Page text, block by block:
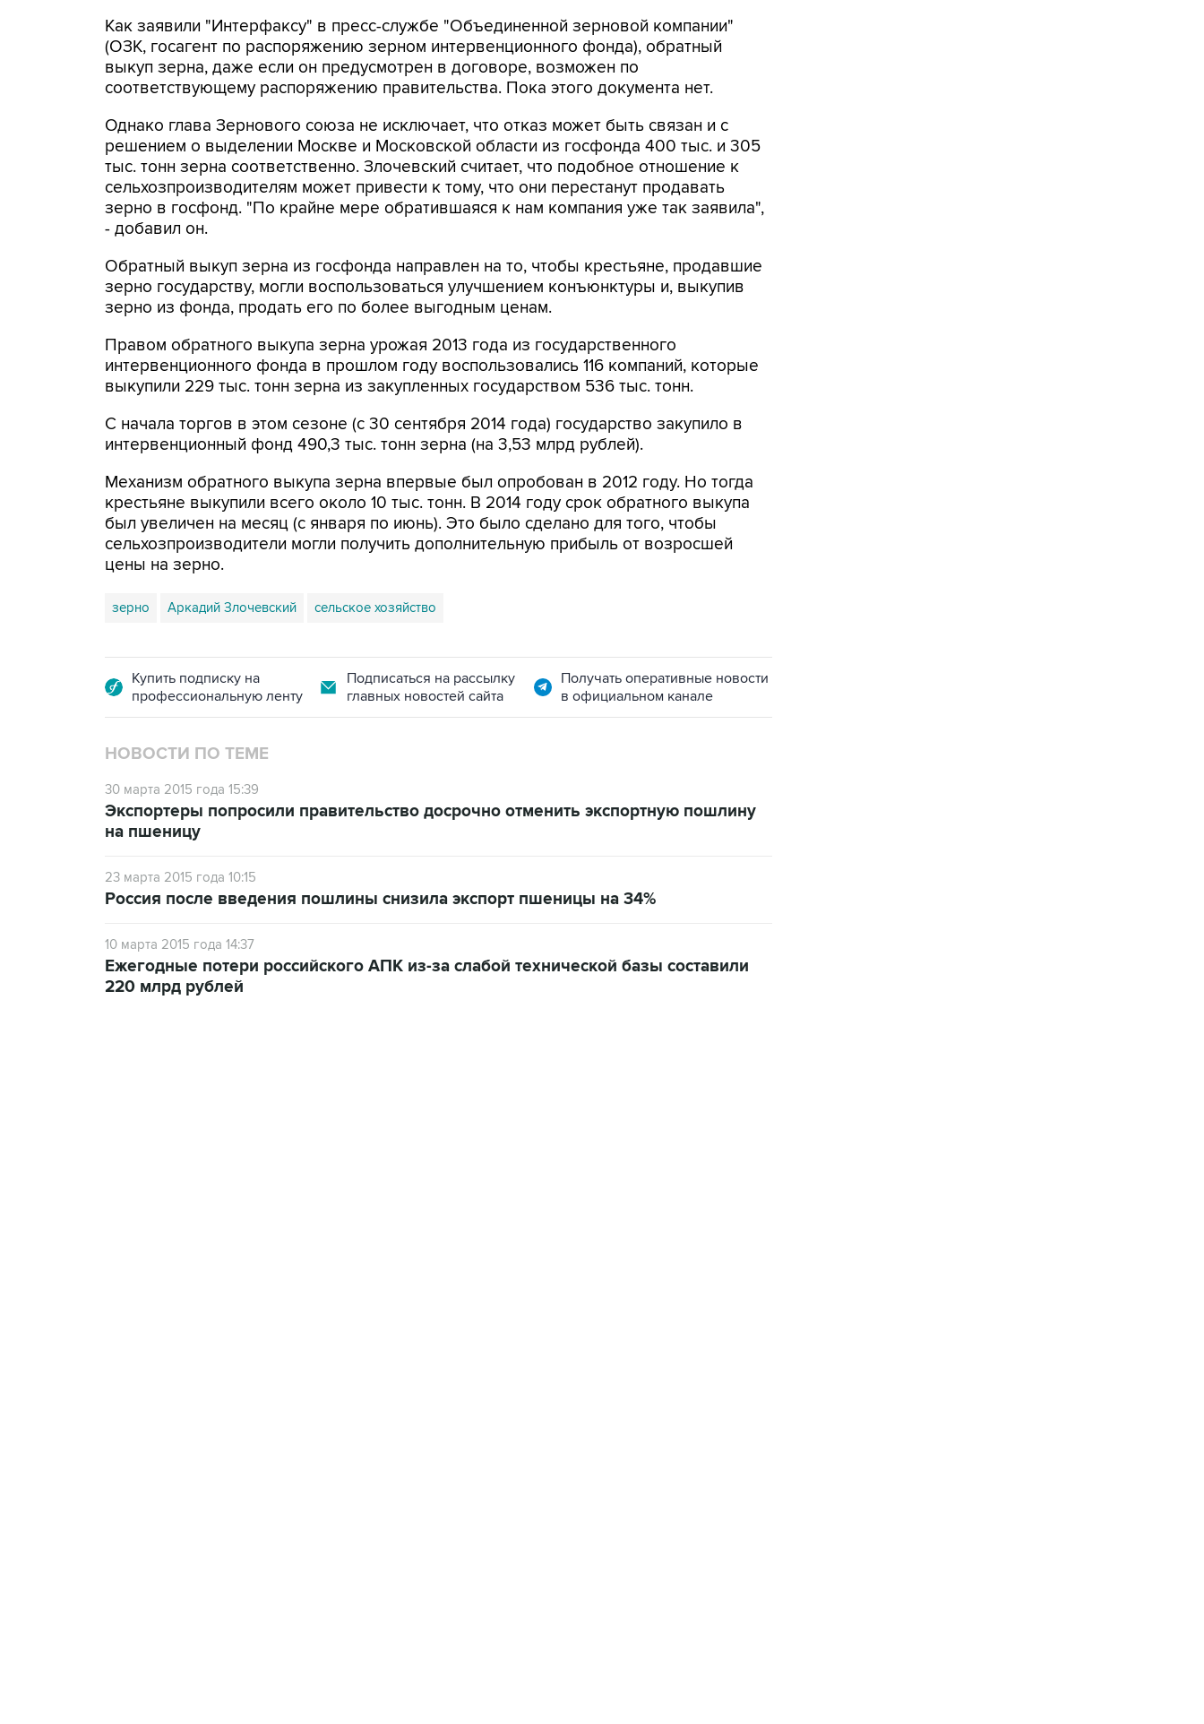
Как заявили "Интерфаксу" в пресс-службе "Объединенной зерновой компании"
(ОЗК, госагент по распоряжению зерном интервенционного фонда), обратный
выкуп зерна, даже если он предусмотрен в договоре, возможен по
соответствующему распоряжению правительства. Пока этого документа нет.
Однако глава Зернового союза не исключает, что отказ может быть связан и с
решением о выделении Москве и Московской области из госфонда 400 тыс. и 305
тыс. тонн зерна соответственно. Злочевский считает, что подобное отношение к
сельхозпроизводителям может привести к тому, что они перестанут продавать
зерно в госфонд. "По крайне мере обратившаяся к нам компания уже так заявила",
- добавил он.
Обратный выкуп зерна из госфонда направлен на то, чтобы крестьяне, продавшие
зерно государству, могли воспользоваться улучшением конъюнктуры и, выкупив
зерно из фонда, продать его по более выгодным ценам.
Правом обратного выкупа зерна урожая 2013 года из государственного
интервенционного фонда в прошлом году воспользовались 116 компаний, которые
выкупили 229 тыс. тонн зерна из закупленных государством 536 тыс. тонн.
С начала торгов в этом сезоне (с 30 сентября 2014 года) государство закупило в
интервенционный фонд 490,3 тыс. тонн зерна (на 3,53 млрд рублей).
Механизм обратного выкупа зерна впервые был опробован в 2012 году. Но тогда
крестьяне выкупили всего около 10 тыс. тонн. В 2014 году срок обратного выкупа
был увеличен на месяц (с января по июнь). Это было сделано для того, чтобы
сельхозпроизводители могли получить дополнительную прибыль от возросшей
цены на зерно.
зерно Аркадий Злочевский сельское хозяйство
Купить подписку на
профессиональную ленту
Подписаться на рассылку
главных новостей сайта
Получать оперативные новости
в официальном канале
НОВОСТИ ПО ТЕМЕ
30 марта 2015 года 15:39
Экспортеры попросили правительство досрочно отменить экспортную пошлину
на пшеницу
23 марта 2015 года 10:15
Россия после введения пошлины снизила экспорт пшеницы на 34%
10 марта 2015 года 14:37
Ежегодные потери российского АПК из-за слабой технической базы составили
220 млрд рублей